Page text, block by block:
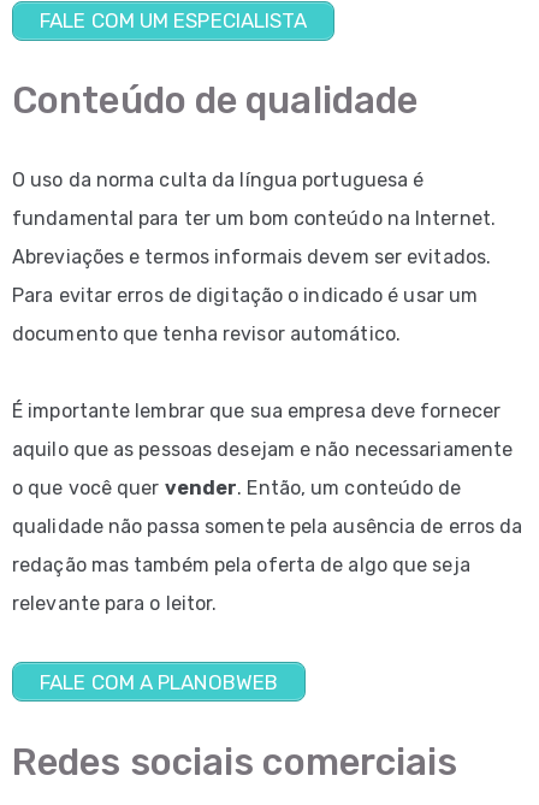
FALE COM UM ESPECIALISTA
Conteúdo de qualidade
O uso da norma culta da língua portuguesa é
fundamental para ter um bom conteúdo na Internet.
Abreviações e termos informais devem ser evitados.
Para evitar erros de digitação o indicado é usar um
documento que tenha revisor automático.
É importante lembrar que sua empresa deve fornecer
aquilo que as pessoas desejam e não necessariamente
o que você quer vender. Então, um conteúdo de
qualidade não passa somente pela ausência de erros da
redação mas também pela oferta de algo que seja
relevante para o leitor.
FALE COM A PLANOBWEB
Redes sociais comerciais